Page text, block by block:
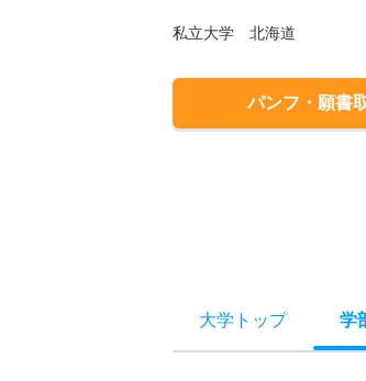
私立大学 北海道
パンフ・願書
大学トップ 学